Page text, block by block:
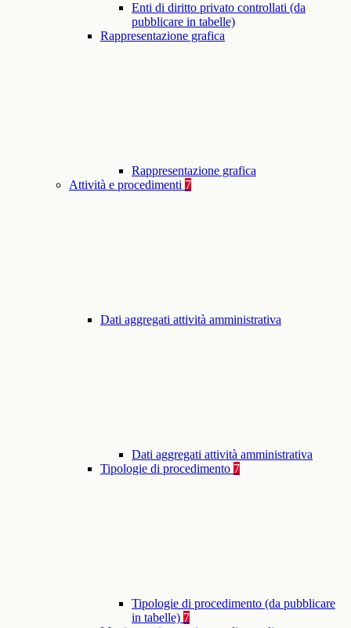
Enti di diritto privato controllati (da
pubblicare in tabelle)
Rappresentazione grafica
Rappresentazione grafica
Attività e procedimenti 7
Dati aggregati attività amministrativa
Dati aggregati attività amministrativa
Tipologie di procedimento 7
Tipologie di procedimento (da pubblicare
in tabelle) 7